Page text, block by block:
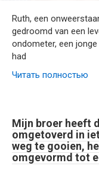
Ruth, een
gedroomd van een
ondometer, een
had
Читать полностью
Mijn broer heeft
omgetoverd in
weg te gooien,
omgevormd tot